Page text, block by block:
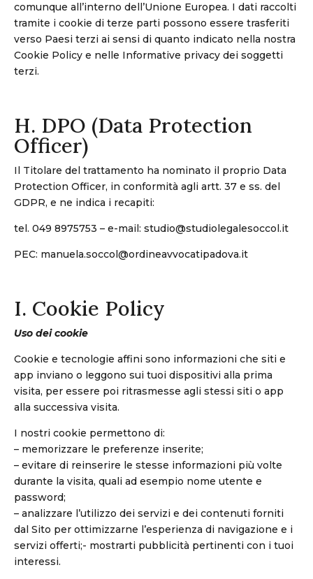
comunque all’interno dell’Unione Europea. I dati raccolti
tramite i cookie di terze parti possono essere trasferiti
verso Paesi terzi ai sensi di quanto indicato nella nostra
Cookie Policy e nelle Informative privacy dei soggetti
terzi.
H. DPO (Data Protection
Officer)
Il Titolare del trattamento ha nominato il proprio Data
Protection Officer, in conformità agli artt. 37 e ss. del
GDPR, e ne indica i recapiti:
tel. 049 8975753 – e-mail: studio@studiolegalesoccol.it
PEC: manuela.soccol@ordineavvocatipadova.it
I. Cookie Policy
Uso dei cookie
Cookie e tecnologie affini sono informazioni che siti e
app inviano o leggono sui tuoi dispositivi alla prima
visita, per essere poi ritrasmesse agli stessi siti o app
alla successiva visita.
I nostri cookie permettono di:
– memorizzare le preferenze inserite;
– evitare di reinserire le stesse informazioni più volte
durante la visita, quali ad esempio nome utente e
password;
– analizzare l’utilizzo dei servizi e dei contenuti forniti
dal Sito per ottimizzarne l’esperienza di navigazione e i
servizi offerti;- mostrarti pubblicità pertinenti con i tuoi
interessi.